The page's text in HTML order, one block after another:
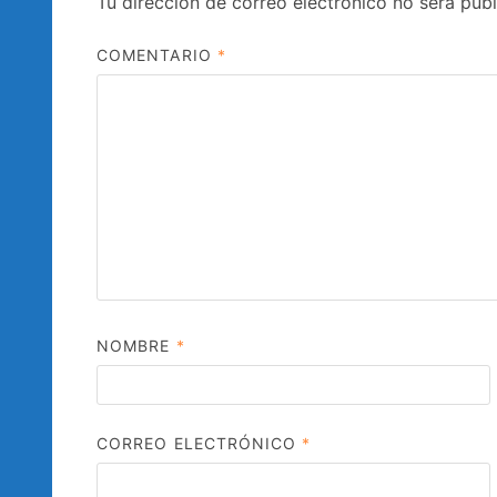
COMENTARIO *
NOMBRE *
CORREO ELECTRÓNICO *